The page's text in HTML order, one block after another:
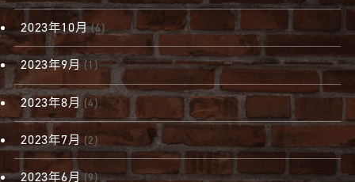
2023年10月(6)
2023年9月(1)
2023年8月 (4)
2023年7月(2)
2023年6月(9)